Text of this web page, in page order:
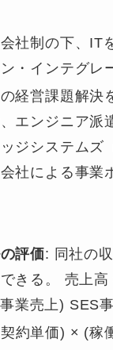
社制の下、IT
・インテグレ
経営課題解決
エンジニア派
ジシステムズ
社による事業
評価: 同社の
きる。 売上
業売上) SES
約単価) × (稼